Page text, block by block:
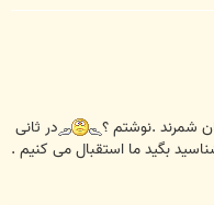
شمرند .نوشتم ؟
در ثانی
بگید ما استقبال می کنیم .